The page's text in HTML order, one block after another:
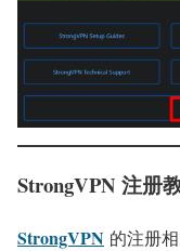
StrongVPN 注册
StrongVPN 的注册